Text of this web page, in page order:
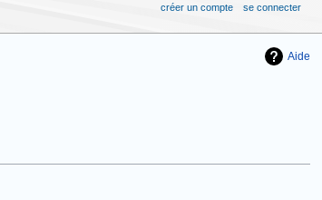
Aide
créer un compte se connecter